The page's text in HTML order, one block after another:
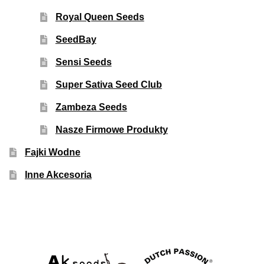
Royal Queen Seeds
SeedBay
Sensi Seeds
Super Sativa Seed Club
Zambeza Seeds
Nasze Firmowe Produkty
Fajki Wodne
Inne Akcesoria